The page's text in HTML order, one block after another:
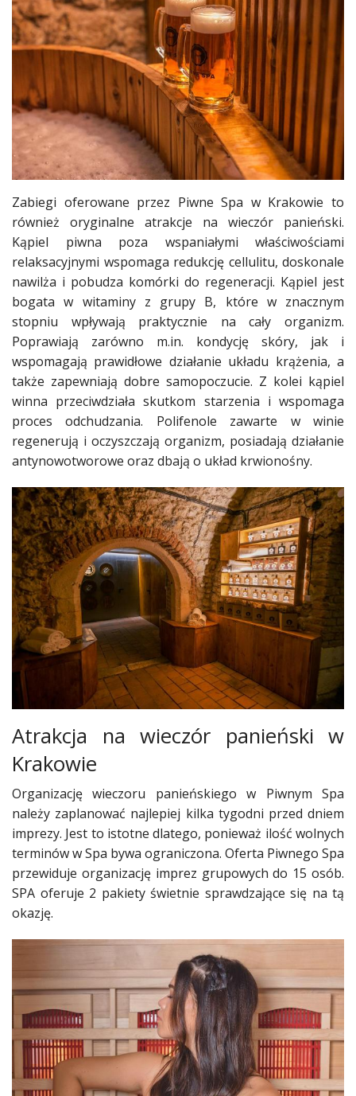
Zabiegi oferowane przez Piwne Spa w Krakowie to
również oryginalne atrakcje na wieczór panieński.
Kąpiel piwna poza wspaniałymi właściwościami
relaksacyjnymi wspomaga redukcję cellulitu, doskonale
nawilża i pobudza komórki do regeneracji. Kąpiel jest
bogata w witaminy z grupy B, które w znacznym
stopniu wpływają praktycznie na cały organizm.
Poprawiają zarówno m.in. kondycję skóry, jak i
wspomagają prawidłowe działanie układu krążenia, a
także zapewniają dobre samopoczucie. Z kolei kąpiel
winna przeciwdziała skutkom starzenia i wspomaga
proces odchudzania. Polifenole zawarte w winie
regenerują i oczyszczają organizm, posiadają działanie
antynowotworowe oraz dbają o układ krwionośny.
Atrakcja na wieczór panieński w
Krakowie
Organizację wieczoru panieńskiego w Piwnym Spa
należy zaplanować najlepiej kilka tygodni przed dniem
imprezy. Jest to istotne dlatego, ponieważ ilość wolnych
terminów w Spa bywa ograniczona. Oferta Piwnego Spa
przewiduje organizację imprez grupowych do 15 osób.
SPA oferuje 2 pakiety świetnie sprawdzające się na tą
okazję.